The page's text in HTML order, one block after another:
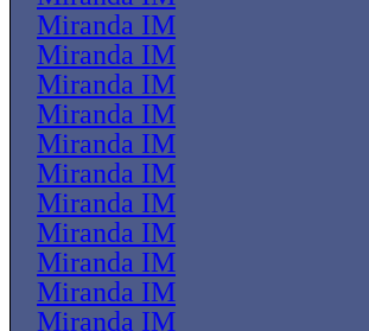
Miranda IM
Miranda IM
Miranda IM
Miranda IM
Miranda IM
Miranda IM
Miranda IM
Miranda IM
Miranda IM
Miranda IM
Miranda IM